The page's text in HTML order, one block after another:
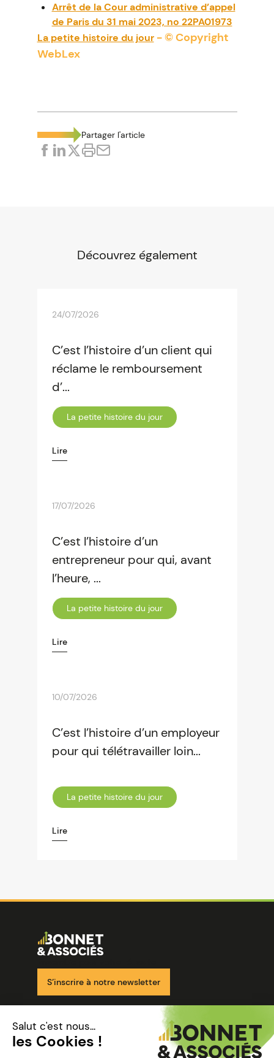
Arrêt de la Cour administrative d’appel
de Paris du 31 mai 2023, no 22PA01973
La petite histoire du jour- © Copyright
WebLex
Partager l'article
Découvrez également
24/07/2026
C’est l’histoire d’un client qui
réclame le remboursement
d’...
La petite histoire du jour
Lire
17/07/2026
C’est l’histoire d’un
entrepreneur pour qui, avant
l’heure, ...
La petite histoire du jour
Lire
10/07/2026
C’est l’histoire d’un employeur
pour qui télétravailler loin...
La petite histoire du jour
Lire
Image
S’inscrire à notre newsletter
Nos solutions
Nos cabinets